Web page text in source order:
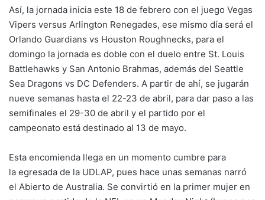
Así, la jornada inicia este 18 de febrero con el juego Vegas
Vipers versus Arlington Renegades, ese mismo día será el
Orlando Guardians vs Houston Roughnecks, para el
domingo la jornada es doble con el duelo entre St. Louis
Battlehawks y San Antonio Brahmas, además del Seattle
Sea Dragons vs DC Defenders. A partir de ahí, se jugarán
nueve semanas hasta el 22-23 de abril, para dar paso a las
semifinales el 29-30 de abril y el partido por el
campeonato está destinado al 13 de mayo.
Esta encomienda llega en un momento cumbre para
la egresada de la UDLAP, pues hace unas semanas narró
el Abierto de Australia. Se convirtió en la primer mujer en